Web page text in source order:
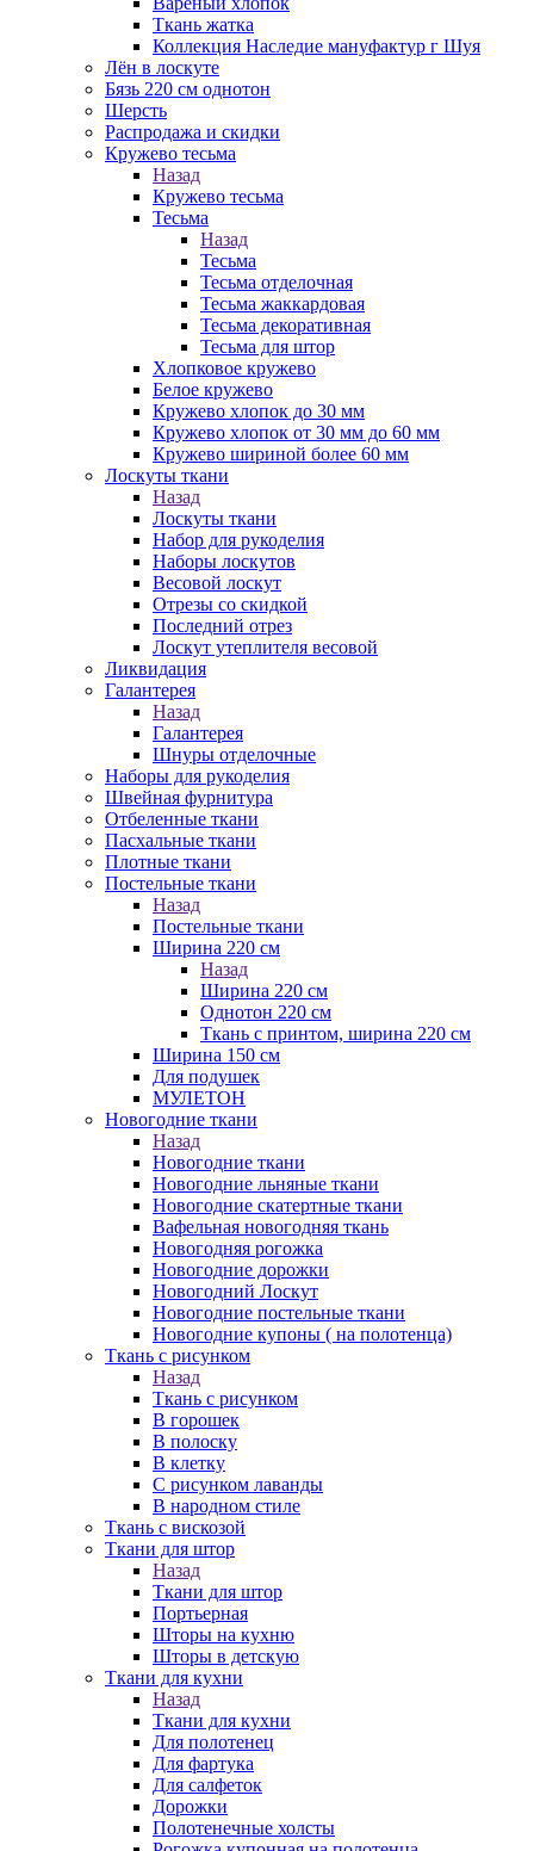
Ткань жатка
Коллекция Наследие мануфактур г Шуя
Лён в лоскуте
Бязь 220 см однотон
Шерсть
Распродажа и скидки
Кружево тесьма
Назад
Кружево тесьма
Тесьма
Назад
Тесьма
Тесьма отделочная
Тесьма жаккардовая
Тесьма декоративная
Тесьма для штор
Хлопковое кружево
Белое кружево
Кружево хлопок до 30 мм
Кружево хлопок от 30 мм до 60 мм
Кружево шириной более 60 мм
Лоскуты ткани
Назад
Лоскуты ткани
Набор для рукоделия
Наборы лоскутов
Весовой лоскут
Отрезы со скидкой
Последний отрез
Лоскут утеплителя весовой
Ликвидация
Галантерея
Назад
Галантерея
Шнуры отделочные
Наборы для рукоделия
Швейная фурнитура
Отбеленные ткани
Пасхальные ткани
Плотные ткани
Постельные ткани
Назад
Постельные ткани
Ширина 220 см
Назад
Ширина 220 см
Однотон 220 см
Ткань с принтом, ширина 220 см
Ширина 150 см
Для подушек
МУЛЕТОН
Новогодние ткани
Назад
Новогодние ткани
Новогодние льняные ткани
Новогодние скатертные ткани
Вафельная новогодняя ткань
Новогодняя рогожка
Новогодние дорожки
Новогодний Лоскут
Новогодние постельные ткани
Новогодние купоны ( на полотенца)
Ткань с рисунком
Назад
Ткань с рисунком
В горошек
В полоску
В клетку
С рисунком лаванды
В народном стиле
Ткань с вискозой
Ткани для штор
Назад
Ткани для штор
Портьерная
Шторы на кухню
Шторы в детскую
Ткани для кухни
Назад
Ткани для кухни
Для полотенец
Для фартука
Для салфеток
Дорожки
Полотенечные холсты